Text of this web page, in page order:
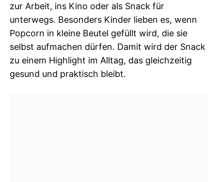
zur Arbeit, ins Kino oder als Snack für
unterwegs. Besonders Kinder lieben es, wenn
Popcorn in kleine Beutel gefüllt wird, die sie
selbst aufmachen dürfen. Damit wird der Snack
zu einem Highlight im Alltag, das gleichzeitig
gesund und praktisch bleibt.